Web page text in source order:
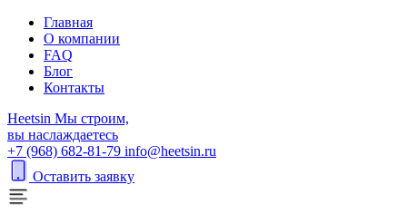
Главная
О компании
FAQ
Блог
Контакты
Heetsin Мы строим,
вы наслаждаетесь
+7 (968) 682-81-79 info@heetsin.ru
Оставить заявку